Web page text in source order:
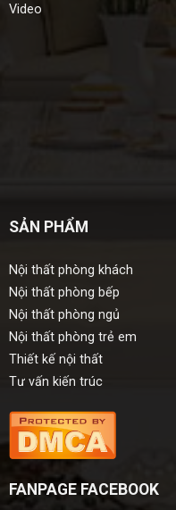
Video
SẢN PHẨM
Nội thất phòng khách
Nội thất phòng bếp
Nội thất phòng ngủ
Nội thất phòng trẻ em
Thiết kế nội thất
Tư vấn kiến trúc
FANPAGE FACEBOOK